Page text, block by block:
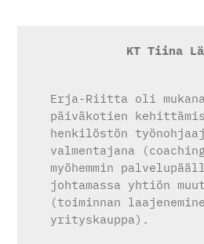
KT Tiina
Erja-Riitta oli
päiväkotien
henkilöstön
valmentajana
myöhemmin
johtamassa yhtiön
(toiminnan
yrityskauppa).